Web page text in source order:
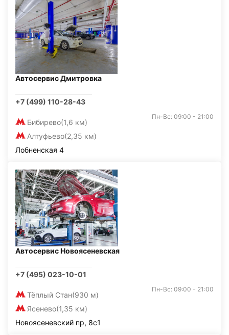
Автосервис Дмитровка
+7 (499) 110-28-43
Бибирево(1,6 км)
Алтуфьево(2,35 км)
Пн-Вс: 09:00 - 21:00
Лобненская 4
Автосервис Новоясеневская
+7 (495) 023-10-01
Тёплый Стан(930 м)
Ясенево(1,35 км)
Пн-Вс: 09:00 - 21:00
Новоясеневский пр, 8с1